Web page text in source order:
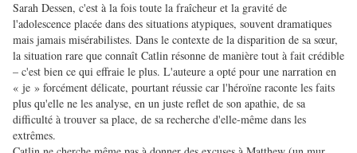
Sarah Dessen, c'est à la fois toute la fraîcheur et la gravité de
l'adolescence placée dans des situations atypiques, souvent dramatiques
mais jamais misérabilistes. Dans le contexte de la disparition de sa sœur,
la situation rare que connaît Catlin résonne de manière tout à fait crédible
– c'est bien ce qui effraie le plus. L'auteure a opté pour une narration en
« je » forcément délicate, pourtant réussie car l'héroïne raconte les faits
plus qu'elle ne les analyse, en un juste reflet de son apathie, de sa
difficulté à trouver sa place, de sa recherche d'elle-même dans les
extrêmes.